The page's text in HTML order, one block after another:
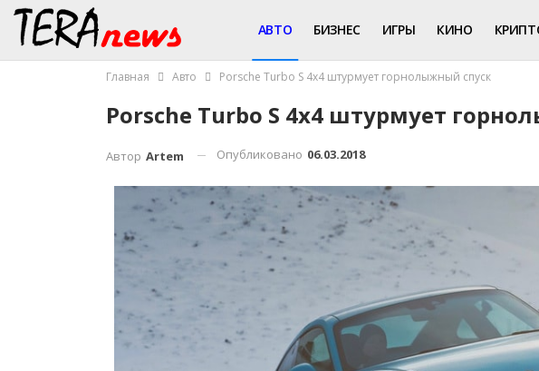
АВТО БИЗНЕС ИГРЫ КИНО
Главная Авто Porsche Turbo S 4х4 штурмует горнолыжный спуск
Porsche Turbo S 4х4 штурмует
Автор Artem Опубликовано 06.03.2018